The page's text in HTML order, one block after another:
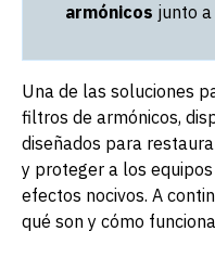
armónicos junto
Una de las soluciones
filtros de armónicos,
diseñados para
y proteger a los
efectos nocivos. A
qué son y cómo